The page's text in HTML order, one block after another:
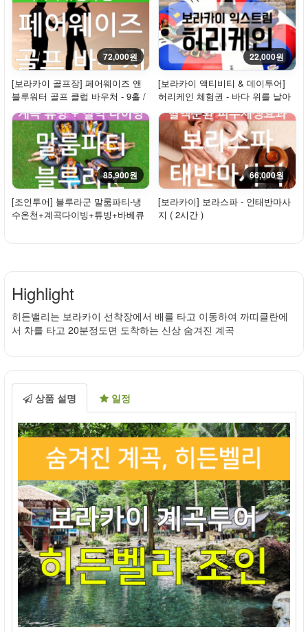
72,000원
[보라카이 골프장] 페어웨이즈 앤
블루워터 골프 클럽 바우처 - 9홀 /
18홀 / ...
22,000원
[보라카이 액티비티 & 데이투어]
허리케인 체험권 - 바다 위를 날아
보자!
85,900원
[조인투어] 블루라군 말룸파티-냉
수온천+계곡다이빙+튜빙+바베큐
66,000원
[보라카이] 보라스파 - 인태반마사
지 ( 2시간 )
Highlight
히든밸리는 보라카이 선착장에서 배를 타고 이동하여 까띠클란에
서 차를 타고 20분정도면 도착하는 신상 숨겨진 계곡
상품 설명 일정